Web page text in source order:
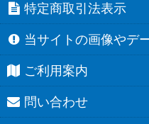
特定商取引法表示
当サイトの画像やデ
ご利用案内
問い合わせ